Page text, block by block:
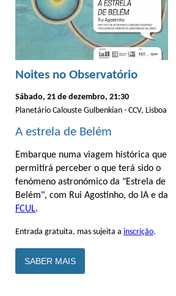
Noites no Observatório
Sábado, 21 de dezembro, 21:30
Planetário Calouste Gulbenkian - CCV, Lisboa
A estrela de Belém
Embarque numa viagem histórica que
permitirá perceber o que terá sido o
fenómeno astronómico da "Estrela de
Belém", com Rui Agostinho, do IA e da
FCUL.
Entrada gratuita, mas sujeita a inscrição.
SABER MAIS